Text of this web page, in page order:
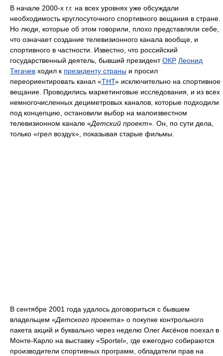
В начале 2000-х г.г. на всех уровнях уже обсуждали
необходимость круглосуточного спортивного вещания в стране.
Но люди, которые об этом говорили, плохо представляли себе,
что означает создание телевизионного канала вообще, и
спортивного в частности. Известно, что российский
государственный деятель, бывший президентОКР Леонид
Тягачев ходил к президенту страны и просил
переориентировать канал «ТНТ» исключительно на спортивное
вещание. Проводились маркетинговые исследования, и из всех
немногочисленных дециметровых каналов, которые подходили
под концепцию, остановили выбор на малоизвестном
телевизионном канале «Детский проект». Он, по сути дела,
только «грел воздух», показывая старые фильмы.
В сентябре 2001 года удалось договориться с бывшем
владельцем «Детского проекта» о покупке контрольного
пакета акций и буквально через неделю Олег Аксёнов поехал в
Монте-Карло на выставку «Sportel», где ежегодно собираются
производители спортивных программ, обладатели прав на